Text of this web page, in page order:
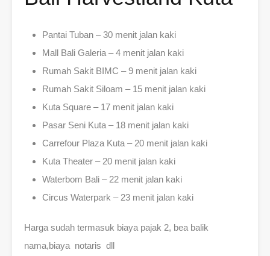
Pantai Tuban – 30 menit jalan kaki
Mall Bali Galeria – 4 menit jalan kaki
Rumah Sakit BIMC – 9 menit jalan kaki
Rumah Sakit Siloam – 15 menit jalan kaki
Kuta Square – 17 menit jalan kaki
Pasar Seni Kuta – 18 menit jalan kaki
Carrefour Plaza Kuta – 20 menit jalan kaki
Kuta Theater – 20 menit jalan kaki
Waterbom Bali – 22 menit jalan kaki
Circus Waterpark – 23 menit jalan kaki
Harga sudah termasuk biaya pajak 2, bea balik
nama,biaya notaris dll